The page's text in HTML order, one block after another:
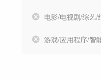
电影/电视剧/综艺/
游戏/应用程序/智